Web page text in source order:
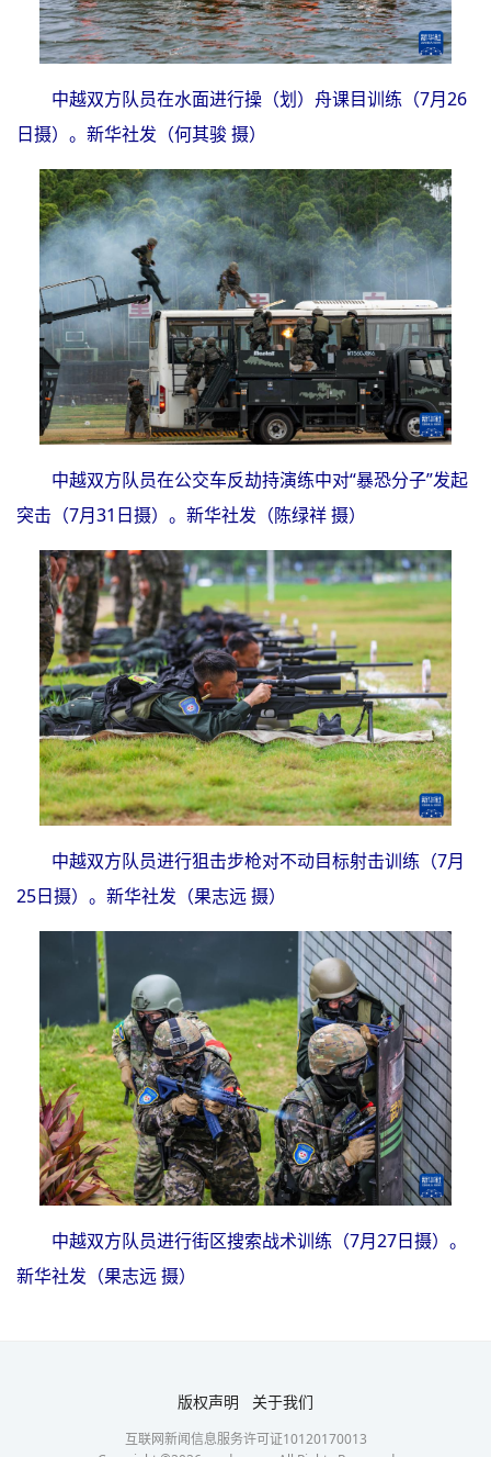
中越双方队员在水面进行操（划）舟课目训练（7月26
日摄）。新华社发（何其骏 摄）
中越双方队员在公交车反劫持演练中对“暴恐分子”发起
突击（7月31日摄）。新华社发（陈绿祥 摄）
中越双方队员进行狙击步枪对不动目标射击训练（7月
25日摄）。新华社发（果志远 摄）
中越双方队员进行街区搜索战术训练（7月27日摄）。
新华社发（果志远 摄）
版权声明 关于我们
互联网新闻信息服务许可证10120170013